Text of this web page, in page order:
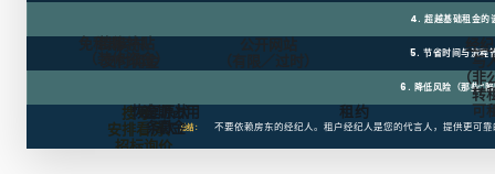
4. 超越基础租金的
房东
支付佣金
公开网站
（有限／过时）
经
与
（非
转
可
免租期
装修补贴
（装修资金） 5. 节省时间与流程
6. 降低风险（那些“
搜寻、
安排看房、
招标询价
恢复原状
条款
逾期占用
罚金
租约
总结： 不要依赖房东的经纪人。租户经纪人是您的代言人，提供更可